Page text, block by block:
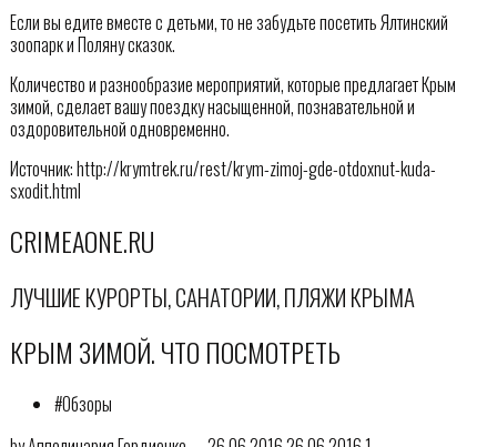
Если вы едите вместе с детьми, то не забудьте посетить Ялтинский
зоопарк и Поляну сказок.
Количество и разнообразие мероприятий, которые предлагает Крым
зимой, сделает вашу поездку насыщенной, познавательной и
оздоровительной одновременно.
Источник: http://krymtrek.ru/rest/krym-zimoj-gde-otdoxnut-kuda-
sxodit.html
CRIMEAONE.RU
ЛУЧШИЕ КУРОРТЫ, САНАТОРИИ, ПЛЯЖИ КРЫМА
КРЫМ ЗИМОЙ. ЧТО ПОСМОТРЕТЬ
#Обзоры